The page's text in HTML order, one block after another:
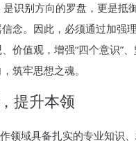
识别方向的罗盘，更是抵
念。因此，必须通过加强
价值观，增强“四个意识”
筑牢思想之魂。
提升本领
领域具备扎实的专业知识